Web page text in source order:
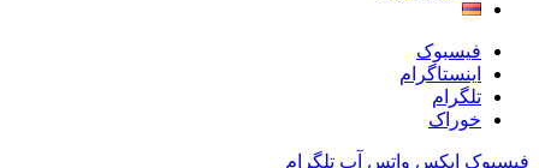
فیسبوک
اینستاگرام
تلگرام
خوراک
فیسبوک ایکس واتس آپ تلگرام